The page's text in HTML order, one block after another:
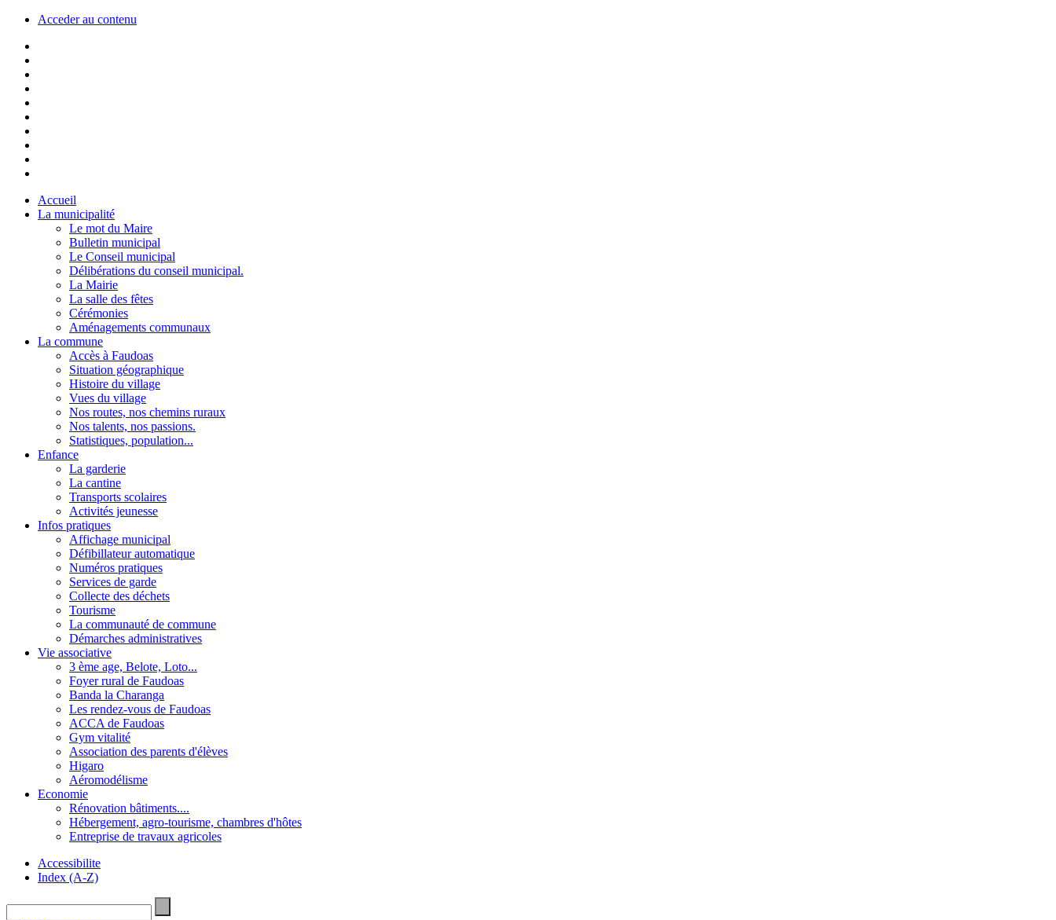
Acceder au contenu
Accueil
La municipalité
Le mot du Maire
Bulletin municipal
Le Conseil municipal
Délibérations du conseil municipal.
La Mairie
La salle des fêtes
Cérémonies
Aménagements communaux
La commune
Accès à Faudoas
Situation géographique
Histoire du village
Vues du village
Nos routes, nos chemins ruraux
Nos talents, nos passions.
Statistiques, population...
Enfance
La garderie
La cantine
Transports scolaires
Activités jeunesse
Infos pratiques
Affichage municipal
Défibillateur automatique
Numéros pratiques
Services de garde
Collecte des déchets
Tourisme
La communauté de commune
Démarches administratives
Vie associative
3 ème age, Belote, Loto...
Foyer rural de Faudoas
Banda la Charanga
Les rendez-vous de Faudoas
ACCA de Faudoas
Gym vitalité
Association des parents d'élèves
Higaro
Aéromodélisme
Economie
Rénovation bâtiments....
Hébergement, agro-tourisme, chambres d'hôtes
Entreprise de travaux agricoles
Accessibilite
Index (A-Z)